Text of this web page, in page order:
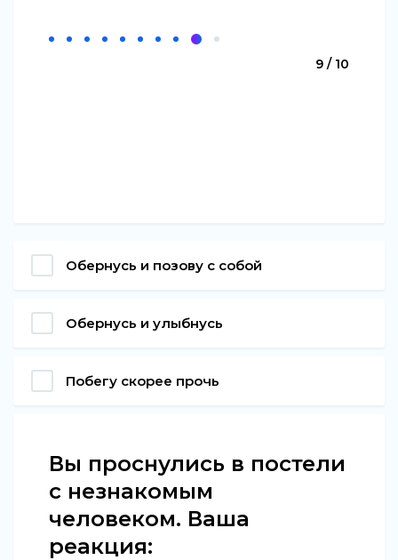
9 / 10
Обернусь и позову с собой
Обернусь и улыбнусь
Побегу скорее прочь
Вы проснулись в постели
с незнакомым
человеком. Ваша
реакция: